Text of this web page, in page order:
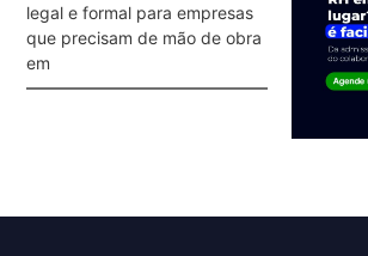
legal e formal para empresas
que precisam de mão de obra
em